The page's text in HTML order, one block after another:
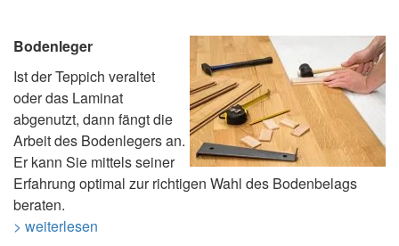
Bodenleger
Ist der Teppich veraltet
oder das Laminat
abgenutzt, dann fängt die
Arbeit des Bodenlegers an.
Er kann Sie mittels seiner
Erfahrung optimal zur richtigen Wahl des Bodenbelags
beraten.
> weiterlesen